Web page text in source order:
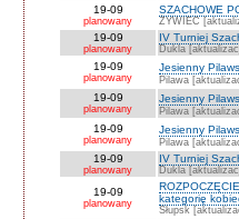
19-09
planowany
SZACHOWE
ŻYWIEC
19-09
planowany
IV Turniej
Dukla
19-09
planowany
Jesienny
Pilawa
19-09
planowany
Jesienny
Pilawa
19-09
planowany
Jesienny
Pilawa
19-09
planowany
IV Turniej
Dukla
19-09
planowany
kategorię
Słupsk